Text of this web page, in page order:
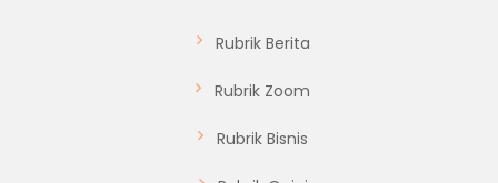
Rubrik Berita
Rubrik Zoom
Rubrik Bisnis